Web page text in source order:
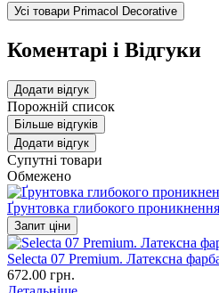
Усі товари Primacol Decorative
Коментарі і Відгуки
Додати відгук
Порожній список
Більше відгуків
Додати відгук
Супутні товари
Обмежено
Ґрунтовка глибокого проникнення
Запит ціни
Selecta 07 Premium. Латексна
672.00 грн.